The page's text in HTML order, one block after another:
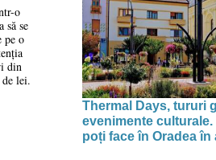
o
să se
pe o
din
lei.
Thermal Days, tururi
evenimente
poți face în Oradea în